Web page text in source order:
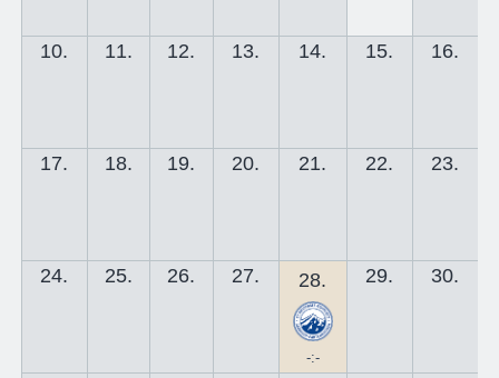
10. 11. 12. 13. 14. 15. 16.
17. 18. 19. 20. 21. 22. 23.
24. 25. 26. 27. 28.
-:-
29. 30.